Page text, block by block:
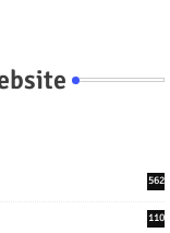
562
110